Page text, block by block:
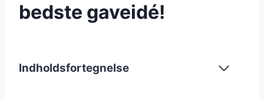
bedste gaveidé!
Indholdsfortegnelse